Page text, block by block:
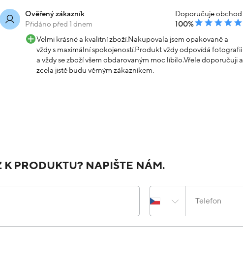
Ověřený zákazník
Přidáno před 1 dnem
Doporučuje obchod
100%
Velmi krásné a kvalitní zboží.Nakupovala jsem opakovaně a
vždy s maximální spokojeností.Produkt vždy odpovídá fotografii
a vždy se zboží všem obdarovaným moc líbilo.Vřele doporučuji a
zcela jistě budu věrným zákazníkem.
K PRODUKTU? NAPIŠTE NÁM.
Telefon